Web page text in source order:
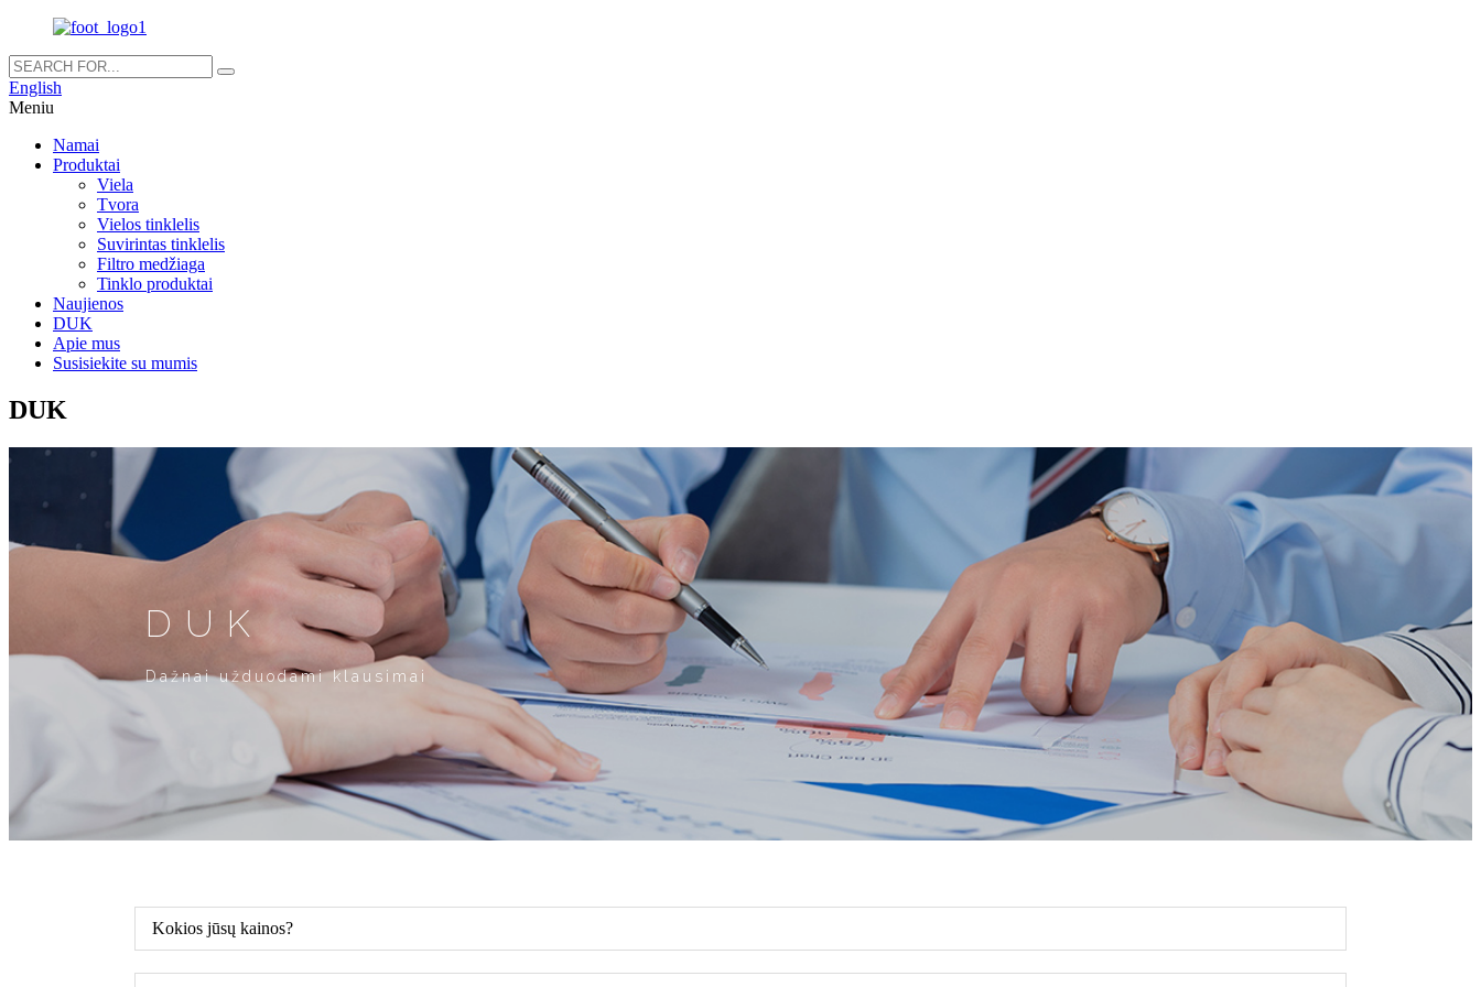
English
Meniu
Namai
Produktai
Viela
Tvora
Vielos tinklelis
Suvirintas tinklelis
Filtro medžiaga
Tinklo produktai
Naujienos
DUK
Apie mus
Susisiekite su mumis
DUK
DUK
Dažnai užduodami klausimai
Kokios jūsų kainos?